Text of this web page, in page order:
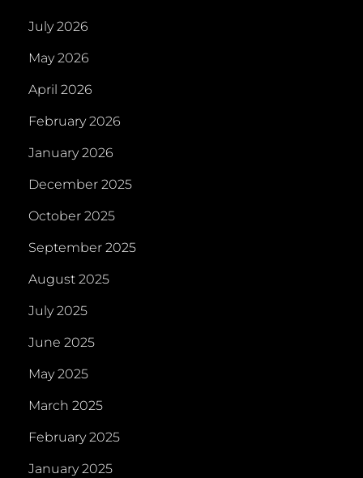
July 2026
May 2026
April 2026
February 2026
January 2026
December 2025
October 2025
September 2025
August 2025
July 2025
June 2025
May 2025
March 2025
February 2025
January 2025